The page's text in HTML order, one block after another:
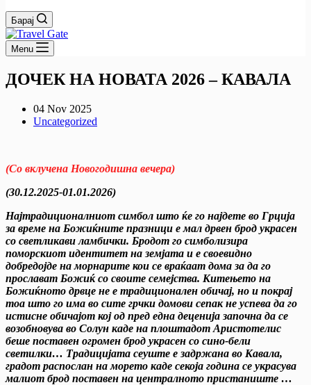
Барај
Menu
ДОЧЕК НА НОВАТА 2026 – КАВАЛА
04 Nov 2025
Uncategorized
(Со вклучена Новогодишна вечера)
(30.12.2025-01.01.2026)
Најтрадиционалниот симбол што ќе го најдете во Грција
за време на Божиќните празници е мал дрвен брод украсен
со светликави ламбички. Бродот го симболизира
поморскиот идентитет на земјата и е своевидно
добредојде на морнарите кои се враќаат дома за да го
прослават Божиќ со своите семејства. Китењето на
Божиќното дрвце не е традиционален обичај, но и покрај
тоа што го има во сите грчки домови сепак не успева да го
истисне обичајот кој од пред една деценија започна да се
возобновува во Солун каде на плоштадот Аристотелис
беше поставен огромен брод украсен со сино-бели
светилки… Традицијата сеуште е задржана во Кавала,
градот распослан на морето каде секоја година се украсува
малиот брод поставен на централното пристаниште …